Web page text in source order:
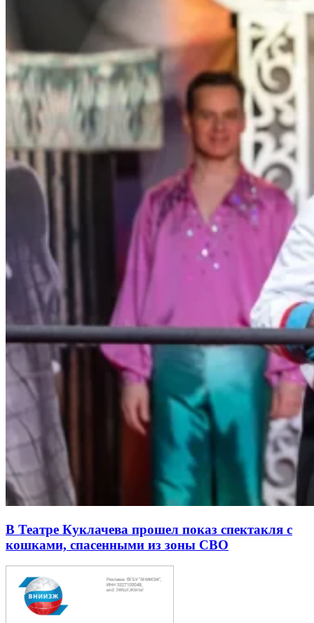
В Театре Куклачева прошел показ спектакля с
кошками, спасенными из зоны СВО